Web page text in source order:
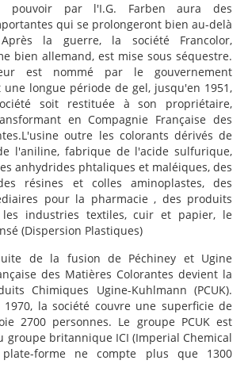
pouvoir par l'I.G. Farben aura des
qui se prolongeront bien au-delà
la guerre, la société Francolor,
bien allemand, est mise sous séquestre.
est nommé par le gouvernement
une longue période de gel, jusqu'en 1951,
soit restituée à son propriétaire,
en Compagnie Française des
outre les colorants dérivés de
l'aniline, fabrique de l'acide sulfurique,
anhydrides phtaliques et maléiques, des
résines et colles aminoplastes, des
pour la pharmacie , des produits
industries textiles, cuir et papier, le
(Dispersion Plastiques)
de la fusion de Péchiney et Ugine
des Matières Colorantes devient la
Chimiques Ugine-Kuhlmann (PCUK).
1970, la société couvre une superficie de
2700 personnes. Le groupe PCUK est
groupe britannique ICI (Imperial Chemical
forme ne compte plus que 1300